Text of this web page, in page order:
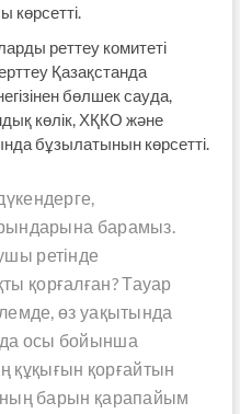
көрсетті.
реттеу комитеті
Қазақстанда
бөлшек сауда,
көлік, ХҚКО және
бұзылатынын көрсетті.
барамыз.
ретінде
қорғалған? Тауар
өз уақытында
осы бойынша
қорғайтын
барын қарапайым